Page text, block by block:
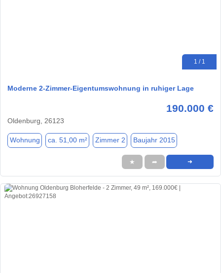
1 / 1
Moderne 2-Zimmer-Eigentumswohnung in ruhiger Lage
190.000 €
Oldenburg, 26123
Wohnung ca. 51,00 m² Zimmer 2 Baujahr 2015
★ ➦ ➜